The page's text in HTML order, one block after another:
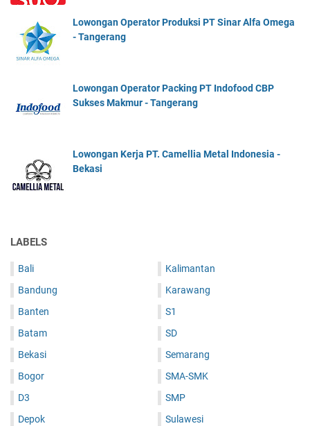
Lowongan Operator Produksi PT Sinar Alfa Omega
- Tangerang
Lowongan Operator Packing PT Indofood CBP
Sukses Makmur - Tangerang
Lowongan Kerja PT. Camellia Metal Indonesia -
Bekasi
LABELS
Bali
Bandung
Banten
Batam
Bekasi
Bogor
D3
Depok
Kalimantan
Karawang
S1
SD
Semarang
SMA-SMK
SMP
Sulawesi